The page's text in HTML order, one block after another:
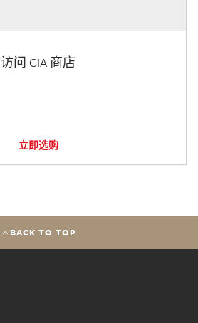
访问 GIA 商店
立即选购
BACK TO TOP